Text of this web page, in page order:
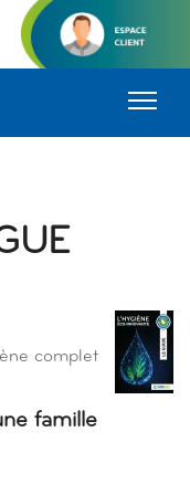
complet
famille